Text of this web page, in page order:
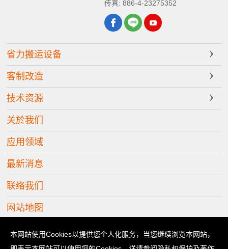
传真: 886-4-23275352
省力搬运设备
客制改造
技术资源
关於我们
应用领域
最新消息
联络我们
网站地图
Copyright © 2026 立善科技有限公司 版权所有
本网站使用Cookies以提供您个人化服务，当您继续浏览本网站，